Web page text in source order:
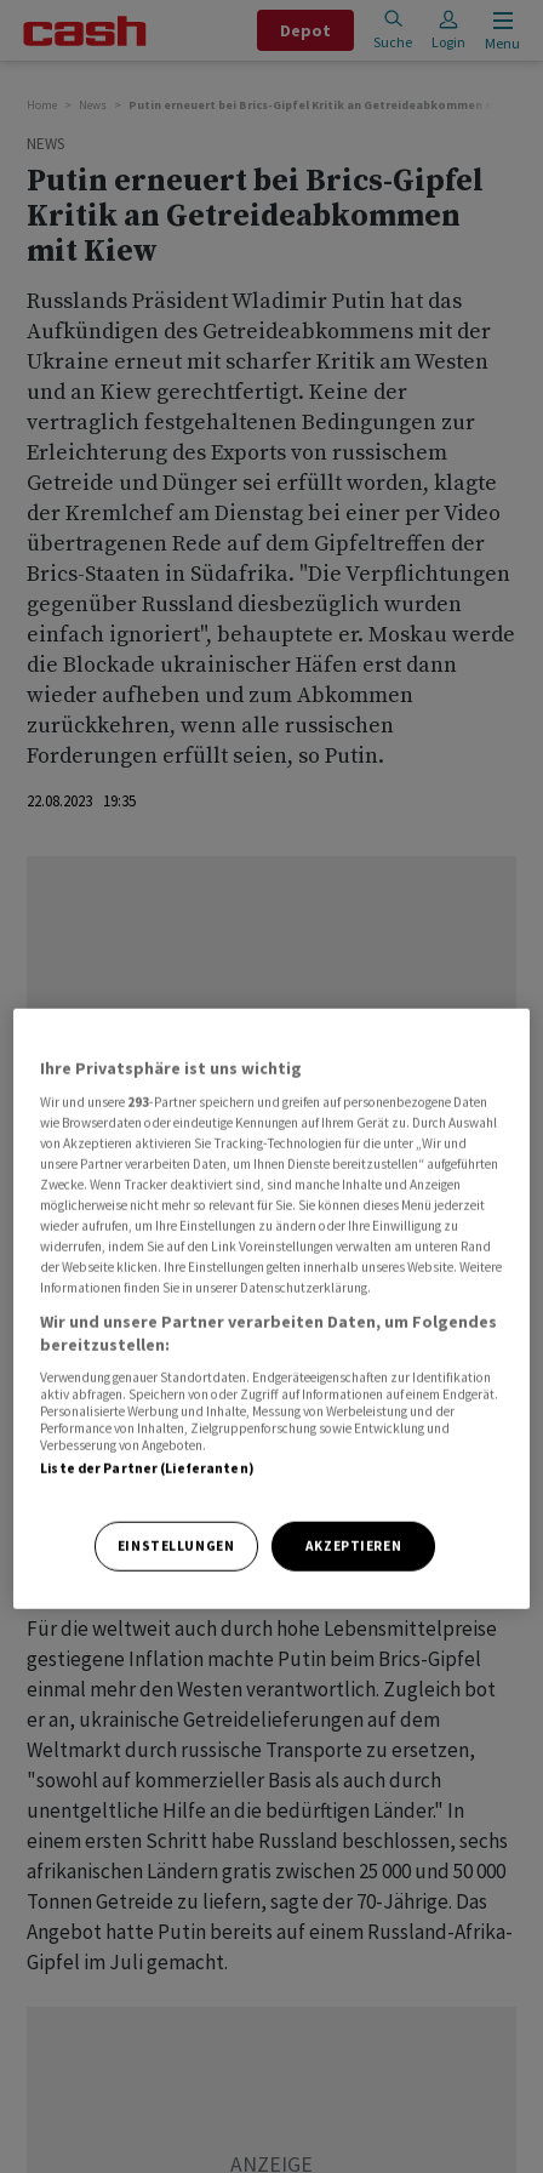
Depot
Suche Login Menu
Home News Putin erneuert bei Brics-Gipfel Kritik an Getreideabkommen mit Kiew
NEWS
Putin erneuert bei Brics-Gipfel
Kritik an Getreideabkommen
mit Kiew
Russlands Präsident Wladimir Putin hat das
Aufkündigen des Getreideabkommens mit der
Ukraine erneut mit scharfer Kritik am Westen
und an Kiew gerechtfertigt. Keine der
vertraglich festgehaltenen Bedingungen zur
Erleichterung des Exports von russischem
Getreide und Dünger sei erfüllt worden, klagte
der Kremlchef am Dienstag bei einer per Video
übertragenen Rede auf dem Gipfeltreffen der
Brics-Staaten in Südafrika. "Die Verpflichtungen
gegenüber Russland diesbezüglich wurden
einfach ignoriert", behauptete er. Moskau werde
die Blockade ukrainischer Häfen erst dann
wieder aufheben und zum Abkommen
zurückkehren, wenn alle russischen
Forderungen erfüllt seien, so Putin.
22.08.2023 19:35
Mit Beginn seines Angriffskriegs gegen die Ukraine vor
18 Monaten hat Russland auch eine Seeblockade
gegenüber den Häfen des Nachbarlands verhängt. Da
die Ukraine ein wichtiger Getreideexporteur ist, wuchs
international die Sorge vor einer Lebensmittelkrise. Im
Sommer 2022 beendete das unter Vermittlung der UN
und der Türkei geschlossene Getreideabkommen die
Blockade. Mehrfach wurde das ursprünglich für vier
lehnte Russland allerdings eine weitere Verlängerung
Für die weltweit auch durch hohe Lebensmittelpreise
gestiegene Inflation machte Putin beim Brics-Gipfel
einmal mehr den Westen verantwortlich. Zugleich bot
er an, ukrainische Getreidelieferungen auf dem
Weltmarkt durch russische Transporte zu ersetzen,
"sowohl auf kommerzieller Basis als auch durch
unentgeltliche Hilfe an die bedürftigen Länder." In
einem ersten Schritt habe Russland beschlossen, sechs
afrikanischen Ländern gratis zwischen 25 000 und 50 000
Tonnen Getreide zu liefern, sagte der 70-Jährige. Das
Angebot hatte Putin bereits auf einem Russland-Afrika-
Gipfel im Juli gemacht.
Ihre Privatsphäre ist uns wichtig
Wir und unsere 293-Partner speichern und greifen auf personenbezogene Daten
wie Browserdaten oder eindeutige Kennungen auf Ihrem Gerät zu. Durch Auswahl
von Akzeptieren aktivieren Sie Tracking-Technologien für die unter „Wir und
unsere Partner verarbeiten Daten, um Ihnen Dienste bereitzustellen“ aufgeführten
Zwecke. Wenn Tracker deaktiviert sind, sind manche Inhalte und Anzeigen
möglicherweise nicht mehr so relevant für Sie. Sie können dieses Menü jederzeit
wieder aufrufen, um Ihre Einstellungen zu ändern oder Ihre Einwilligung zu
widerrufen, indem Sie auf den Link Voreinstellungen verwalten am unteren Rand
der Webseite klicken. Ihre Einstellungen gelten innerhalb unseres Website. Weitere
Informationen finden Sie in unserer Datenschutzerklärung.
Wir und unsere Partner verarbeiten Daten, um Folgendes
bereitzustellen:
Verwendung genauer Standortdaten. Endgeräteeigenschaften zur Identifikation
aktiv abfragen. Speichern von oder Zugriff auf Informationen auf einem Endgerät.
Personalisierte Werbung und Inhalte, Messung von Werbeleistung und der
Performance von Inhalten, Zielgruppenforschung sowie Entwicklung und
Verbesserung von Angeboten.
Liste der Partner (Lieferanten)
EINSTELLUNGEN AKZEPTIEREN